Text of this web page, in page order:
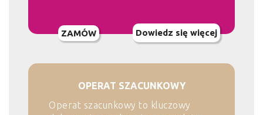
ZAMÓW Dowiedz się więcej
OPERAT SZACUNKOWY
Operat szacunkowy to kluczowy